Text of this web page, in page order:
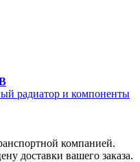
радиатор и компоненты
компанией.
доставки вашего заказа.